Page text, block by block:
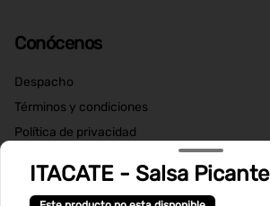
Conócenos
Despacho
Términos y condiciones
Política de privacidad
Redes sociales
ITACATE - Salsa Picante